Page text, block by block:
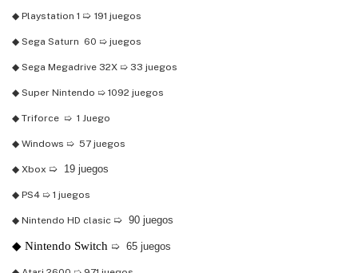
◆ Playstation 1 ➯ 191 juegos
◆ Sega Saturn 60 ➯ juegos
◆ Sega Megadrive 32X ➯ 33 juegos
◆ Super Nintendo ➯ 1092 juegos
◆ Triforce ➯ 1 Juego
◆ Windows ➯ 57 juegos
◆ Xbox ➯ 19 juegos
◆ PS4 ➯ 1 juegos
◆ Nintendo HD clasic ➯ 90 juegos
◆ Nintendo Switch ➯ 65 juegos